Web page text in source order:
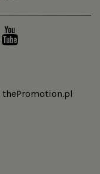
thePromotion.pl